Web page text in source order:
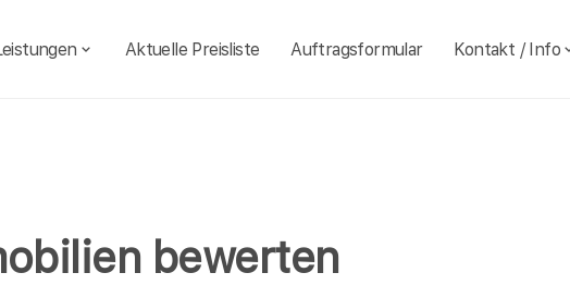
Aktuelle Preisliste Auftragsformular Kontakt / Info
bewerten